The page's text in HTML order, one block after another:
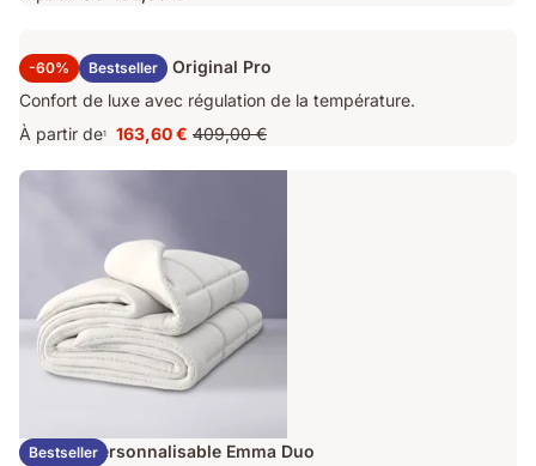
-60% Bestseller
Surmatelas Emma Original Pro
Confort de luxe avec régulation de la température.
À partir de1
Prix
163,60 €
163,60 € Prix
d'origine
409,00 €
Bestseller
Couette Personnalisable Emma Duo